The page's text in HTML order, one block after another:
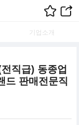
기업소개
직급) 동종업
드 판매전문직